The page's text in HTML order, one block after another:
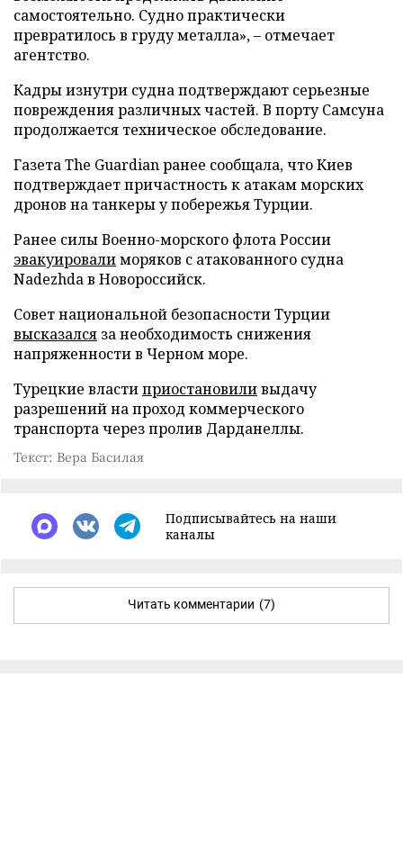
самостоятельно. Судно практически
превратилось в груду металла», – отмечает
агентство.
Кадры изнутри судна подтверждают серьезные
повреждения различных частей. В порту Самсуна
продолжается техническое обследование.
Газета The Guardian ранее сообщала, что Киев
подтверждает причастность к атакам морских
дронов на танкеры у побережья Турции.
Ранее силы Военно-морского флота России
эвакуировалиморяков с атакованного судна
Nadezhda в Новороссийск.
Совет национальной безопасности Турции
высказался за необходимость снижения
напряженности в Черном море.
Турецкие властиприостановиливыдачу
разрешений на проход коммерческого
транспорта через пролив Дарданеллы.
Текст: Вера Басилая
Подписывайтесь на наши
каналы
Читать комментарии (7)